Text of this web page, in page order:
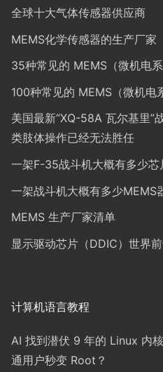
全球十大气体传感器供应商
MEMS化学传感器的生产厂家
35种常见的 MEMS（微机电
100种常见的 MEMS（微机电
美国最新“XQ-58A 瓦尔基里”
类肢体操作已经无法胜任
一架F-35战斗机大概有多少芯
一架战斗机大概有多少MEMS
MEMS 生产厂家清单
显示驱动芯片（DDIC）世界
计算机语言教程
AI 找到潜伏 9 年的 Linux 内
通用户秒变 Root？